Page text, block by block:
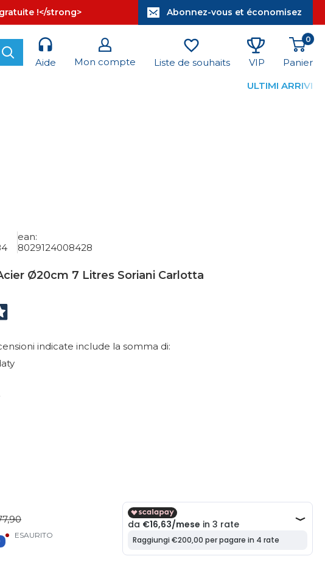
!</strong> Abonnez-vous et économisez
Aide
Mon compte Liste de souhaits VIP
0
Panier
ULTIMI ARRIVI
ean:
8029124008428
Ø20cm 7 Litres Soriani Carlotta
indicate include la somma di:
ESAURITO